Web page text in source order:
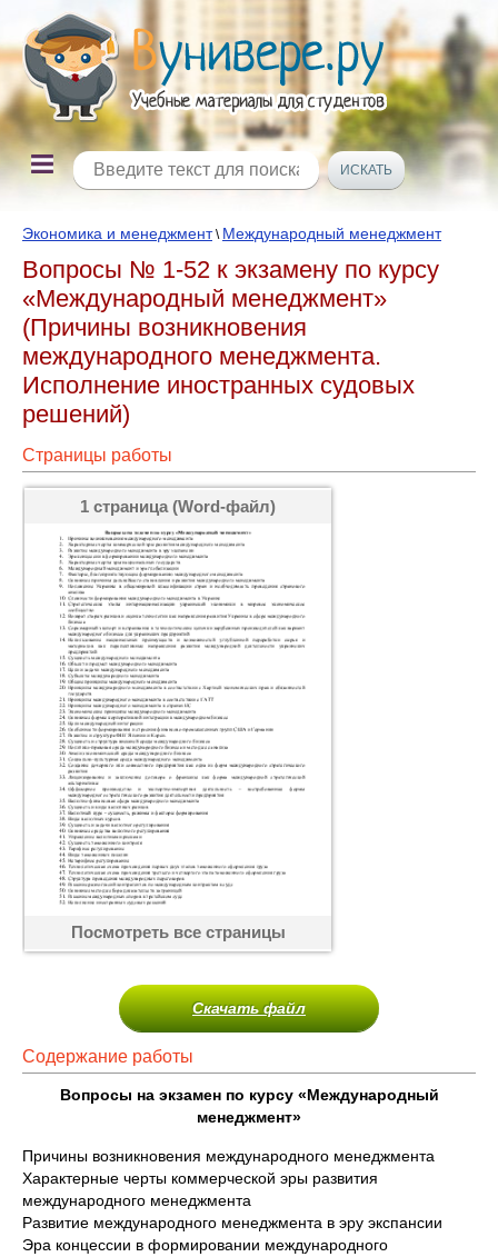
Экономика и менеджмент\ Международный менеджмент
Вопросы № 1-52 к экзамену по курсу
«Международный менеджмент»
(Причины возникновения
международного менеджмента.
Исполнение иностранных судовых
решений)
Страницы работы
1 страница (Word-файл)
Посмотреть все страницы
Скачать файл
Содержание работы
Вопросы на экзамен по курсу «Международный
менеджмент»
Причины возникновения международного менеджмента
Характерные черты коммерческой эры развития
международного менеджмента
Развитие международного менеджмента в эру экспансии
Эра концессии в формировании международного